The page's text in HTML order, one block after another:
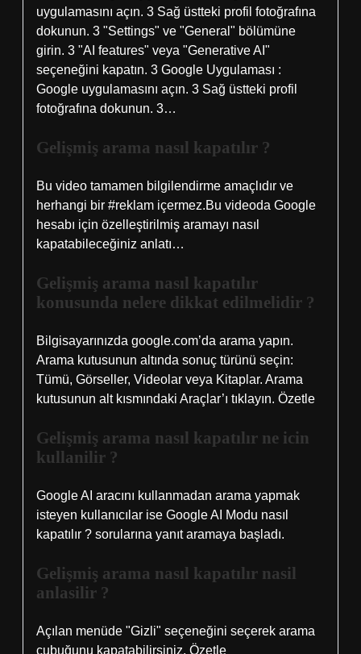
uygulamasını açın. 3 Sağ üstteki profil fotoğrafına
dokunun. 3 "Settings" ve "General" bölümüne
girin. 3 "AI features" veya "Generative AI"
seçeneğini kapatın. 3 Google Uygulaması :
Google uygulamasını açın. 3 Sağ üstteki profil
fotoğrafına dokunun. 3…
Gelişmiş arama nasıl kapatılır ?
Bu video tamamen bilgilendirme amaçlıdır ve
herhangi bir #reklam içermez.Bu videoda Google
hesabı için özelleştirilmiş aramayı nasıl
kapatabileceğiniz anlatı…
Gelişmiş arama nasıl kapatılır
konusunda nelere dikkat edilmelidir ?
Bilgisayarınızda google.com’da arama yapın.
Arama kutusunun altında sonuç türünü seçin:
Tümü, Görseller, Videolar veya Kitaplar. Arama
kutusunun alt kısmındaki Araçlar’ı tıklayın. Özetle
Gelişmiş arama nasıl kapatılır ne icin
kullanilir ?
Google AI aracını kullanmadan arama yapmak
isteyen kullanıcılar ise Google AI Modu nasıl
kapatılır ? sorularına yanıt aramaya başladı.
Gelişmiş arama nasıl kapatılır nasil
anlasilir ?
Açılan menüde "Gizli" seçeneğini seçerek arama
çubuğunu kapatabilirsiniz. Özetle